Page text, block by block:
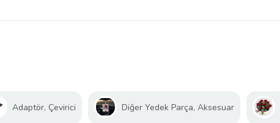
Adaptör, Çevirici Diğer Yedek Parça, Aksesuar